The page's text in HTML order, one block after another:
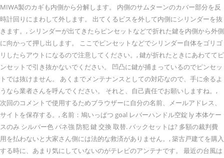
MIWA製のカギも内側から分解します。 内側のサムターンのカバー部分を反
時計回りにまわして外します。 出てくるビスを外して内側にシリンダーを抜
きます。, シリンダーが出てきたらピンセットなどで折れた鍵を内側から外側
に向かって押し出します。 ここでピンセットなどでシリンダー自体をゴリゴ
リしたらアウトになるので注意してください。, 鍵が折れたときにあわててピ
ンセットで引き抜かないでください。 凹凸に鍵が捕まっているのでピンセッ
トでは抜けません。 あくまでメンテナンスとしての対応なので、手に余るよ
うなら業者さんを呼んでください。 それと、自己責任でお願いしますね。,
次回のコメントで使用するためブラウザーに自分の名前、メールアドレス、
サイトを保存する。, 名前：鳩いっぱつ goal レバーハンドル空錠 ly 本体ケー
スのみ シルバー色 バネ強 防犯 鍵 交換 取替. バックセットは? 多額の裁判費
用を払わないと大家さん側には法的な救済がありません。, 築古戸建てを購入
する時に、あまり気にしていないのがテレビのアンテナです。 最近の台風は